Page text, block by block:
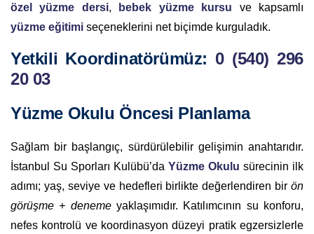
özel yüzme dersi, bebek yüzme kursu ve kapsamlı
yüzme eğitimi seçeneklerini net biçimde kurguladık.
Yetkili Koordinatörümüz: 0 (540) 296
20 03
Yüzme Okulu Öncesi Planlama
Sağlam bir başlangıç, sürdürülebilir gelişimin anahtarıdır.
İstanbul Su Sporları Kulübü’da Yüzme Okulu sürecinin ilk
adımı; yaş, seviye ve hedefleri birlikte değerlendiren bir ön
görüşme + denemeyaklaşımıdır. Katılımcının su konforu,
nefes kontrolü ve koordinasyon düzeyi pratik egzersizlerle